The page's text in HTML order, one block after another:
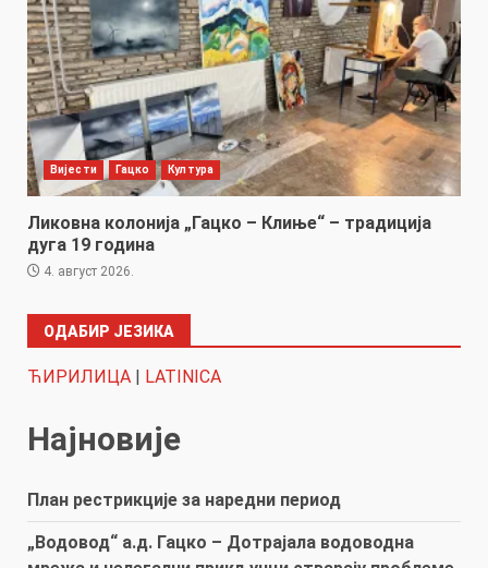
Вијести Гацко Култура
Ликовна колонија „Гацко – Клиње“ – традиција
дуга 19 година
4. август 2026.
ОДАБИР ЈЕЗИКА
ЋИРИЛИЦА | LATINICA
Најновије
План рестрикције за наредни период
„Водовод“ а.д. Гацко – Дотрајала водоводна